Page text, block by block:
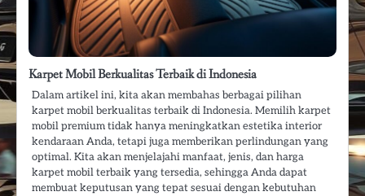
Karpet Mobil Berkualitas Terbaik di Indonesia
Dalam artikel ini, kita akan membahas berbagai pilihan
karpet mobil berkualitas terbaik di Indonesia. Memilih karpet
mobil premium tidak hanya meningkatkan estetika interior
kendaraan Anda, tetapi juga memberikan perlindungan yang
optimal. Kita akan menjelajahi manfaat, jenis, dan harga
karpet mobil terbaik yang tersedia, sehingga Anda dapat
membuat keputusan yang tepat sesuai dengan kebutuhan